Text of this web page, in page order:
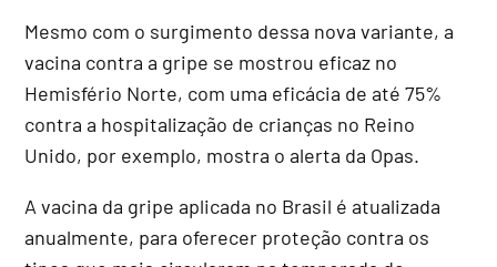
Mesmo com o surgimento dessa nova variante, a
vacina contra a gripe se mostrou eficaz no
Hemisfério Norte, com uma eficácia de até 75%
contra a hospitalização de crianças no Reino
Unido, por exemplo, mostra o alerta da Opas.
A vacina da gripe aplicada no Brasil é atualizada
anualmente, para oferecer proteção contra os